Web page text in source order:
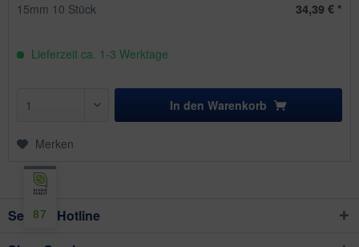
15mm 10 Stück 34,39 € *
Lieferzeit ca. 1-3 Werktage
In den Warenkorb
Merken
Service Hotline
87